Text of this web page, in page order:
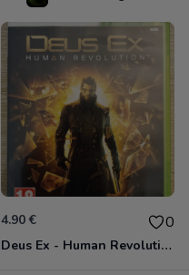
4.90 € 0
Deus Ex - Human Revolution Xbox 360